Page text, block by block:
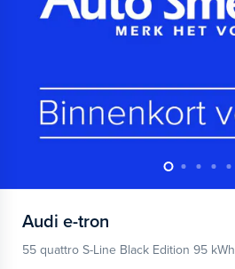
Audi e-tron
55 quattro S-Line Black Edition 95 kWh